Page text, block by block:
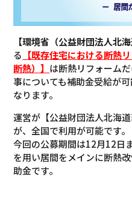
【環境省（公益財団法人北
る 【既存住宅における断熱
断熱）】 は断熱リフォーム
事についても補助金受給が
なります。
運営が【公益財団法人北海
が、全国で利用が可能です。
今回の公募期間は12月12日
を用い居間をメインに断熱
助金です。